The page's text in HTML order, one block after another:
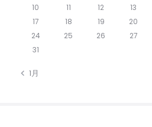
10
11 12 13
17
18 19 20
24
25 26 27
31
« 1月